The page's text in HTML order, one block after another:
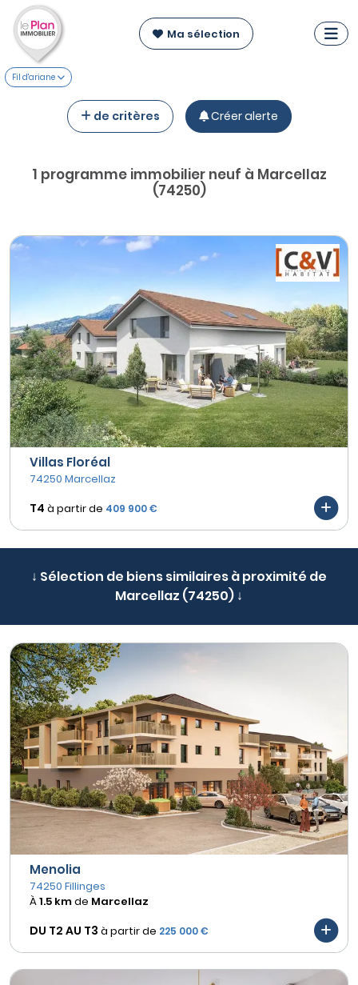
Ma sélection
Fil d'ariane
de critères Créer alerte
1 programme immobilier neuf à Marcellaz
(74250)
Villas Floréal
74250 Marcellaz
T4 à partir de 409 900 €
↓ Sélection de biens similaires à proximité de
Marcellaz (74250) ↓
Menolia
74250 Fillinges
À1.5 kmde Marcellaz
DU T2 AU T3 à partir de 225 000 €